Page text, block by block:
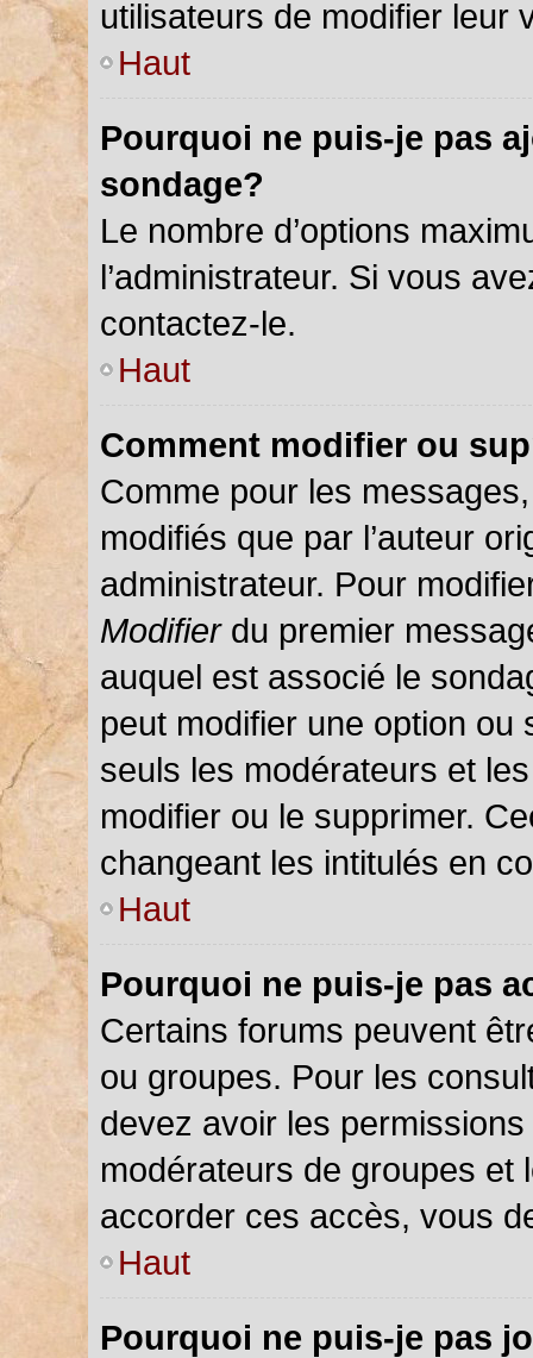
utilisateurs de modifier leur
Haut
Pourquoi ne puis-je pas
sondage?
Le nombre d’options
l’administrateur. Si vous
contactez-le.
Haut
Comment modifier ou
Comme pour les
modifiés que par l’auteur
administrateur. Pour
Modifierdu premier
auquel est associé le
peut modifier une option ou
seuls les modérateurs et
modifier ou le supprimer.
changeant les intitulés en
Haut
Pourquoi ne puis-je pas
Certains forums peuvent
ou groupes. Pour les
devez avoir les
modérateurs de groupes et
accorder ces accès, vous
Haut
Pourquoi ne puis-je pas